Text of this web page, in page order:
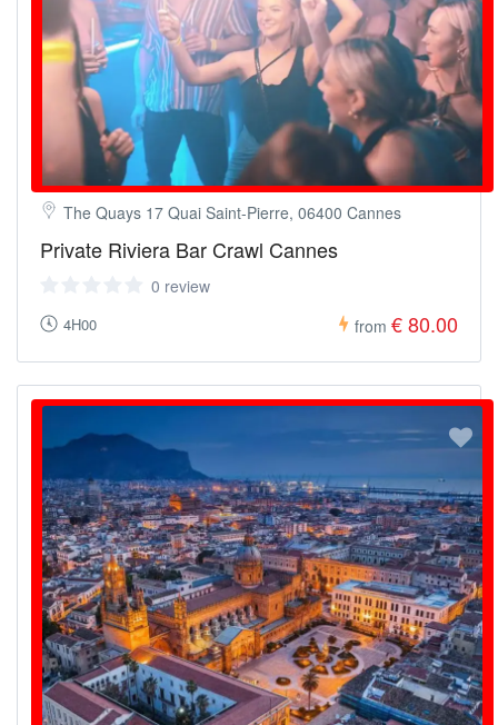
The Quays 17 Quai Saint-Pierre, 06400 Cannes
Private Riviera Bar Crawl Cannes
0 review
4H00 from € 80.00